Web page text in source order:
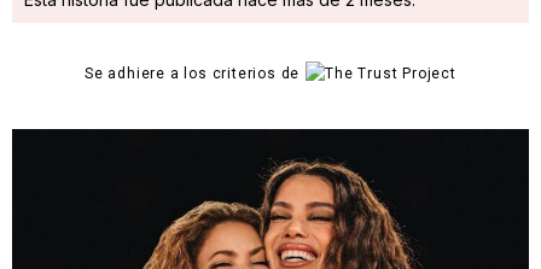
Se adhiere a los criterios de